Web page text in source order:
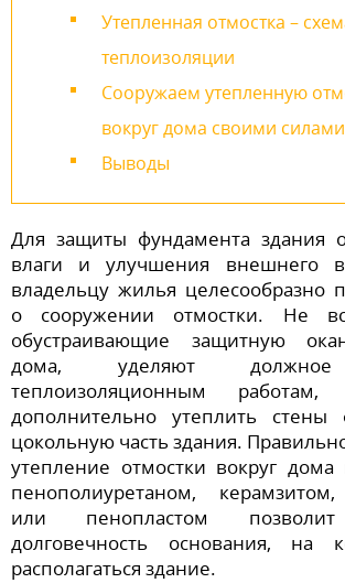
Утепленная отмостка –
теплоизоляции
Сооружаем утепленную
вокруг дома своими силами
Выводы
Для защиты фундамента здания
влаги и улучшения внешнего
владельцу жилья целесообразно
о сооружении отмостки. Не
обустраивающие защитную
дома, уделяют
теплоизоляционным работам,
дополнительно утеплить стены
цокольную часть здания.
утепление отмостки вокруг дома
пенополиуретаном,
или пенопластом позволит
долговечность основания, на
располагаться здание.